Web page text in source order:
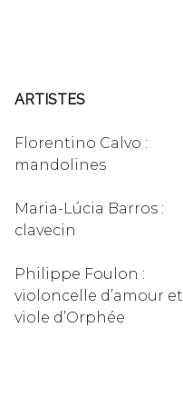
ARTISTES
Florentino Calvo :
mandolines
Maria-Lúcia Barros :
clavecin
Philippe Foulon :
violoncelle d’amour et
viole d’Orphée